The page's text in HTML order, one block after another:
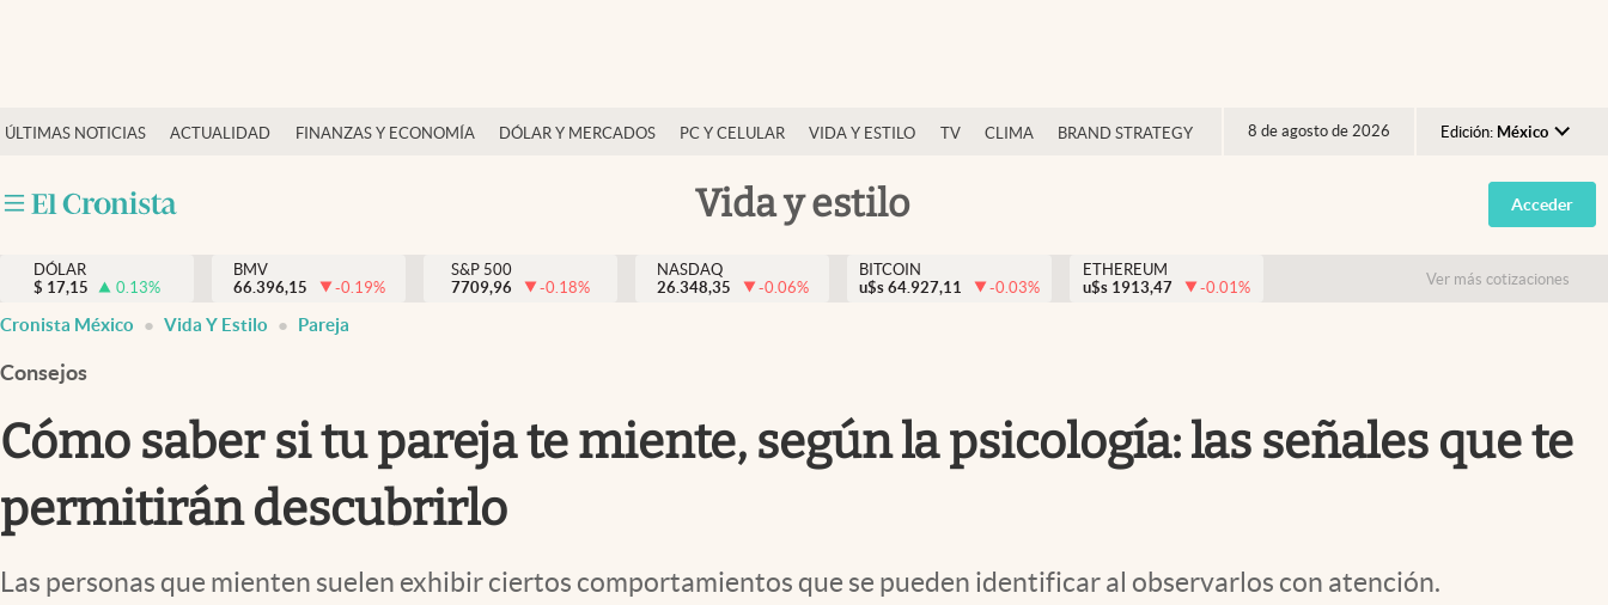
ÚLTIMAS NOTICIAS ACTUALIDAD FINANZAS Y ECONOMÍA DÓLAR Y MERCADOS PC Y CELULAR VIDA Y ESTILO TV CLIMA BRAND STRATEGY 8 de agosto de 2026 Edición: México
Argentina
España
USA
Vida y estilo
Actualidad
Internacionales
Opinión
Brand Strategy
Vida y estilo
Tv
Espiritualidad
Acceder
DÓLAR
$ 17,15 0.13%
BMV
66.396,15
-0.19%
S&P 500
7709,96
-0.18%
NASDAQ
26.348,35
-0.06%
BITCOIN
u$s 64.927,11 -0.03%
ETHEREUM
u$s 1913,47 -0.01% Ver más cotizaciones
Cronista México Vida Y Estilo Pareja
Consejos
Cómo saber si tu pareja te miente, según la psicología: las señales que te
permitirán descubrirlo
Las personas que mienten suelen exhibir ciertos comportamientos que se pueden identificar al observarlos con atención.